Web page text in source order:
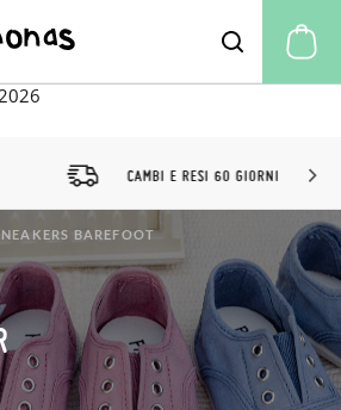
CAMBI E RESI 60 GIORNI
BAREFOOT